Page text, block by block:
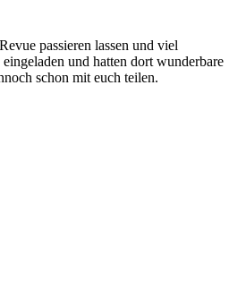
passieren lassen und viel
und hatten dort wunderbare
schon mit euch teilen.